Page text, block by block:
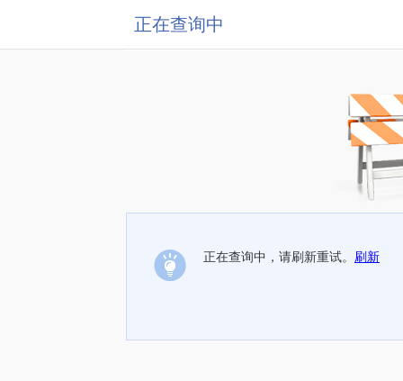
正在查询中
正在查询中，请刷新重试。 刷新